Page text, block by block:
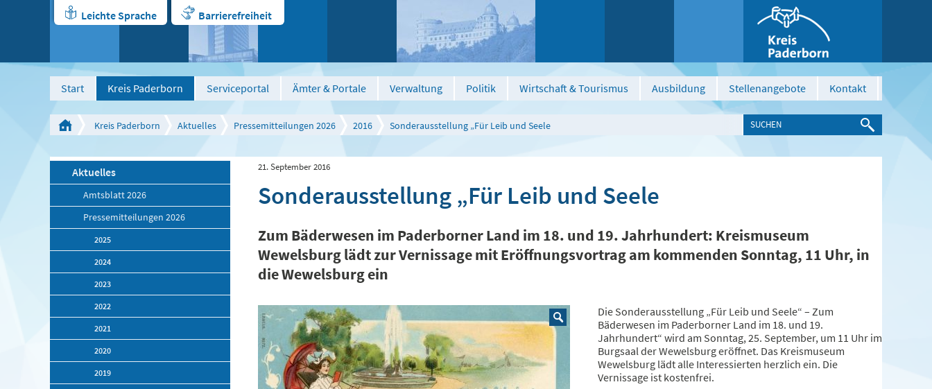
Leichte Sprache Barrierefreiheit
Start Kreis Paderborn Serviceportal Ämter & Portale Verwaltung Politik Wirtschaft & Tourismus Ausbildung Stellenangebote Kontakt
Kreis Paderborn Aktuelles Pressemitteilungen 2026 2016 Sonderausstellung „Für Leib und Seele
Aktuelles
Amtsblatt 2026
Pressemitteilungen 2026
2025
2024
2023
2022
2021
2020
2019
21. September 2016
Sonderausstellung „Für Leib und Seele
Zum Bäderwesen im Paderborner Land im 18. und 19. Jahrhundert: Kreismuseum
Wewelsburg lädt zur Vernissage mit Eröffnungsvortrag am kommenden Sonntag, 11 Uhr, in
die Wewelsburg ein
Die Sonderausstellung „Für Leib und Seele“ – Zum
Bäderwesen im Paderborner Land im 18. und 19.
Jahrhundert“ wird am Sonntag, 25. September, um 11 Uhr im
Burgsaal der Wewelsburg eröffnet. Das Kreismuseum
Wewelsburg lädt alle Interessierten herzlich ein. Die
Vernissage ist kostenfrei.